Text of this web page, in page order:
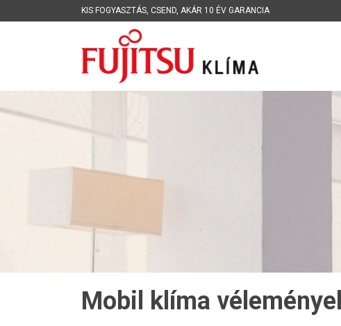
KIS FOGYASZTÁS, CSEND, AKÁR 10 ÉV GARANCIA
Mobil klíma